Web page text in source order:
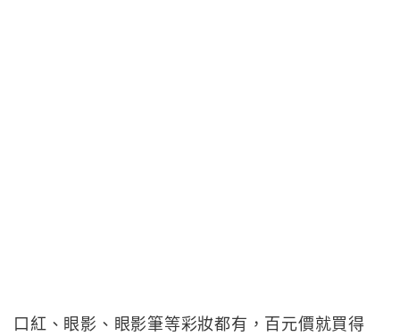
口紅、眼影、眼影筆等彩妝都有，百元價就買得